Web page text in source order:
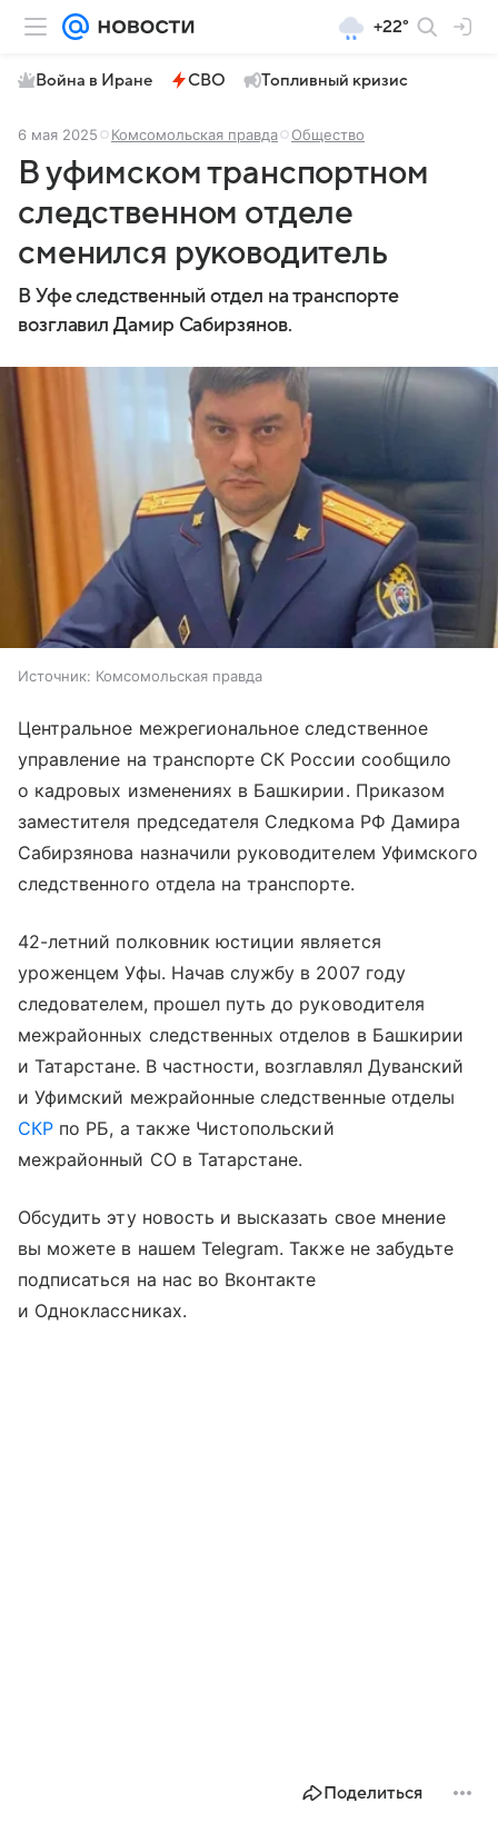
+22°
Война в Иране СВО Топливный кризис
6 мая 2025 Комсомольская правда Общество
В уфимском транспортном
следственном отделе
сменился руководитель
В Уфе следственный отдел на транспорте
возглавил Дамир Сабирзянов.
Источник: Комсомольская правда
Центральное межрегиональное следственное
управление на транспорте СК России сообщило
о кадровых изменениях в Башкирии. Приказом
заместителя председателя Следкома РФ Дамира
Сабирзянова назначили руководителем Уфимского
следственного отдела на транспорте.
42-летний полковник юстиции является
уроженцем Уфы. Начав службу в 2007 году
следователем, прошел путь до руководителя
межрайонных следственных отделов в Башкирии
и Татарстане. В частности, возглавлял Дуванский
и Уфимский межрайонные следственные отделы
СКР по РБ, а также Чистопольский
межрайонный СО в Татарстане.
Обсудить эту новость и высказать свое мнение
вы можете в нашем Telegram. Также не забудьте
подписаться на нас во Вконтакте
и Одноклассниках.
Поделиться